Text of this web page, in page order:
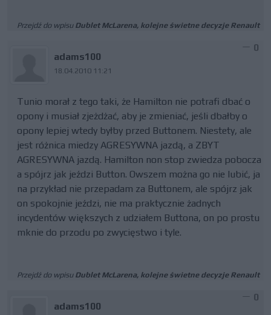
Przejdź do wpisu Dublet McLarena, kolejne świetne decyzje Renault
adams100
18.04.2010 11:21
0
Tunio morał z tego taki, że Hamilton nie potrafi dbać o
opony i musiał zjeżdżać, aby je zmieniać, jeśli dbałby o
opony lepiej wtedy byłby przed Buttonem. Niestety, ale
jest różnica miedzy AGRESYWNA jazdą, a ZBYT
AGRESYWNA jazdą. Hamilton non stop zwiedza pobocza
a spójrz jak jeździ Button. Owszem można go nie lubić, ja
na przykład nie przepadam za Buttonem, ale spójrz jak
on spokojnie jeździ, nie ma praktycznie żadnych
incydentów większych z udziałem Buttona, on po prostu
mknie do przodu po zwycięstwo i tyle.
Przejdź do wpisu Dublet McLarena, kolejne świetne decyzje Renault
adams100
0